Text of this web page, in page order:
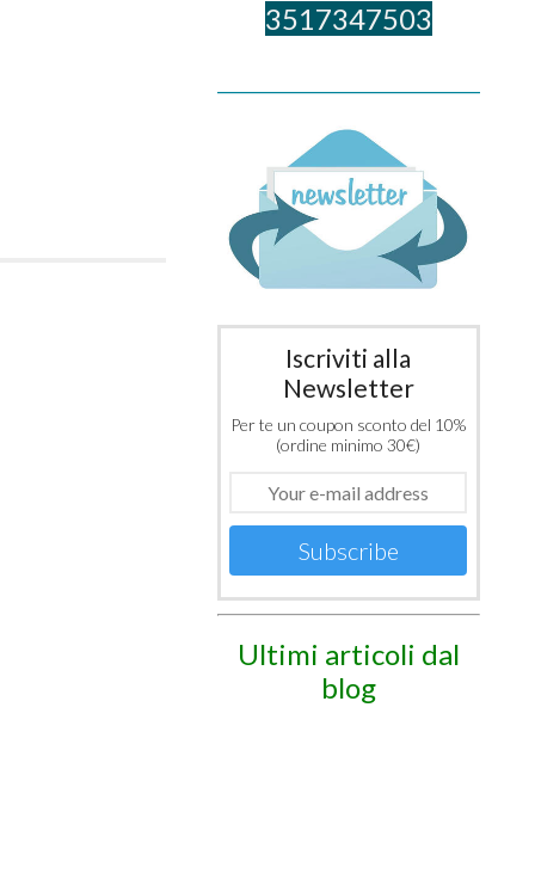
3517347503
Iscriviti alla
Newsletter
Per te un coupon sconto del 10%
(ordine minimo 30€)
Subscribe
Ultimi articoli dal
blog